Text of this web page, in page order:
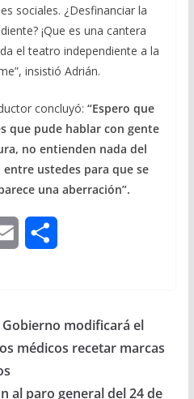
sociales. ¿Desfinanciar la
¡Que es una cantera
el teatro independiente a la
insistió Adrián.
concluyó: “Espero que
que pude hablar con gente
no entienden nada del
entre ustedes para que se
una aberración”.
i
r
Gobierno modificará el
médicos recetar marcas
al paro general del 24 de